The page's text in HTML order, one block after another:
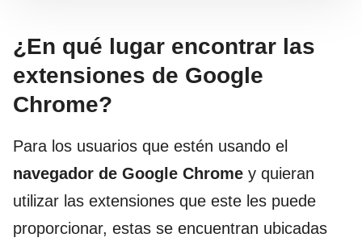
¿En qué lugar encontrar las
extensiones de Google
Chrome?
Para los usuarios que estén usando el
navegador de Google Chrome y quieran
utilizar las extensiones que este les puede
proporcionar, estas se encuentran ubicadas